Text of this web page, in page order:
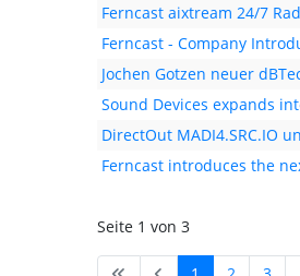
Ferncast aixtream 24/7
Ferncast - Company
Jochen Gotzen neuer
Sound Devices expands
DirectOut MADI4.SRC.IO
Ferncast introduces the
Seite 1 von 3